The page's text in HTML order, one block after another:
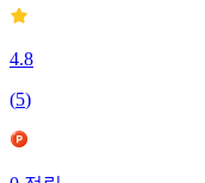
4.8
(5)